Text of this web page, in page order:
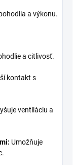
a výkonu.
a citlivosť.
kontakt s
ventiláciu a
Umožňuje